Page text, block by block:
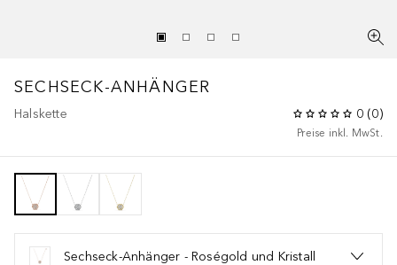
SECHSECK-ANHÄNGER
Halskette 0 (0)
Preise inkl. MwSt.
Sechseck-Anhänger - Roségold und Kristall